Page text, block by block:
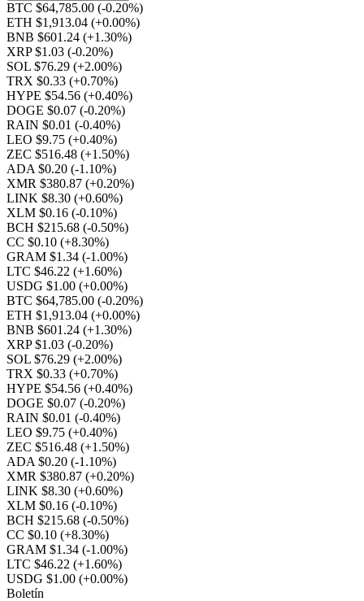
BTC $64,785.00 (-0.20%)
ETH $1,913.04 (+0.00%)
BNB $601.24 (+1.30%)
XRP $1.03 (-0.20%)
SOL $76.29 (+2.00%)
TRX $0.33 (+0.70%)
HYPE $54.56 (+0.40%)
DOGE $0.07 (-0.20%)
RAIN $0.01 (-0.40%)
LEO $9.75 (+0.40%)
ZEC $516.48 (+1.50%)
ADA $0.20 (-1.10%)
XMR $380.87 (+0.20%)
LINK $8.30 (+0.60%)
XLM $0.16 (-0.10%)
BCH $215.68 (-0.50%)
CC $0.10 (+8.30%)
GRAM $1.34 (-1.00%)
LTC $46.22 (+1.60%)
USDG $1.00 (+0.00%)
BTC $64,785.00 (-0.20%)
ETH $1,913.04 (+0.00%)
BNB $601.24 (+1.30%)
XRP $1.03 (-0.20%)
SOL $76.29 (+2.00%)
TRX $0.33 (+0.70%)
HYPE $54.56 (+0.40%)
DOGE $0.07 (-0.20%)
RAIN $0.01 (-0.40%)
LEO $9.75 (+0.40%)
ZEC $516.48 (+1.50%)
ADA $0.20 (-1.10%)
XMR $380.87 (+0.20%)
LINK $8.30 (+0.60%)
XLM $0.16 (-0.10%)
BCH $215.68 (-0.50%)
CC $0.10 (+8.30%)
GRAM $1.34 (-1.00%)
LTC $46.22 (+1.60%)
USDG $1.00 (+0.00%)
Boletín